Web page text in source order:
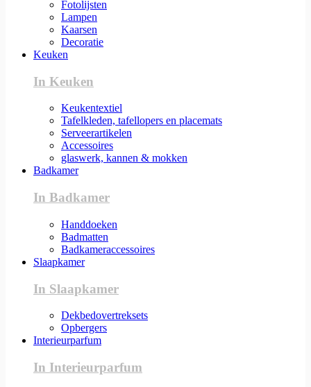
Fotolijsten
Lampen
Kaarsen
Decoratie
Keuken
In Keuken
Keukentextiel
Tafelkleden, tafellopers en placemats
Serveerartikelen
Accessoires
glaswerk, kannen & mokken
Badkamer
In Badkamer
Handdoeken
Badmatten
Badkameraccessoires
Slaapkamer
In Slaapkamer
Dekbedovertreksets
Opbergers
Interieurparfum
In Interieurparfum